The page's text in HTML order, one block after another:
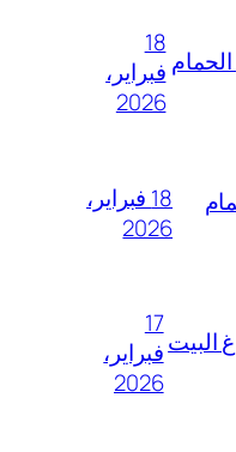
18
فبراير،
2026
18 فبراير،
2026
البيت
17
فبراير،
2026